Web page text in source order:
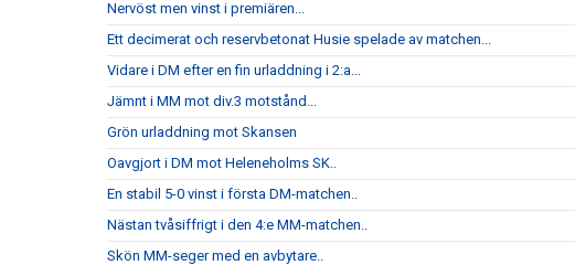
Nervöst men vinst i premiären...
Ett decimerat och reservbetonat Husie spelade av matchen...
Vidare i DM efter en fin urladdning i 2:a...
Jämnt i MM mot div.3 motstånd...
Grön urladdning mot Skansen
Oavgjort i DM mot Heleneholms SK..
En stabil 5-0 vinst i första DM-matchen..
Nästan tvåsiffrigt i den 4:e MM-matchen..
Skön MM-seger med en avbytare..